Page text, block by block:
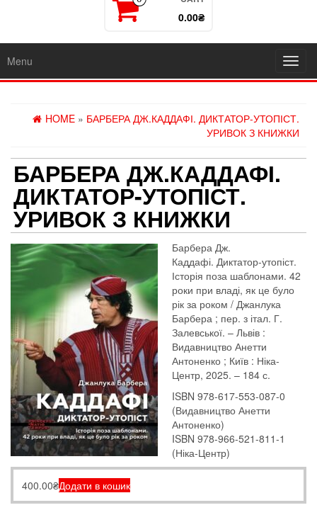
0.00₴
Menu
HOME » БАРБЕРА ДЖ.КАДДАФІ. ДИКТАТОР-УТОПІСТ.
УРИВОК З КНИЖКИ
БАРБЕРА ДЖ.КАДДАФІ.
ДИКТАТОР-УТОПІСТ.
УРИВОК З КНИЖКИ
Барбера Дж.
Каддафі. Диктатор-утопіст.
Історія поза шаблонами. 42
роки при владі, як це було
рік за роком / Джанлука
Барбера ; пер. з італ. Г.
Залевської. – Львів :
Видавництво Анетти
Антоненко ; Київ : Ніка-
Центр, 2025. – 184 с.
ISBN 978-617-553-087-0
(Видавництво Анетти
Антоненко)
ISBN 978-966-521-811-1
(Ніка-Центр)
400.00₴Додати в кошик